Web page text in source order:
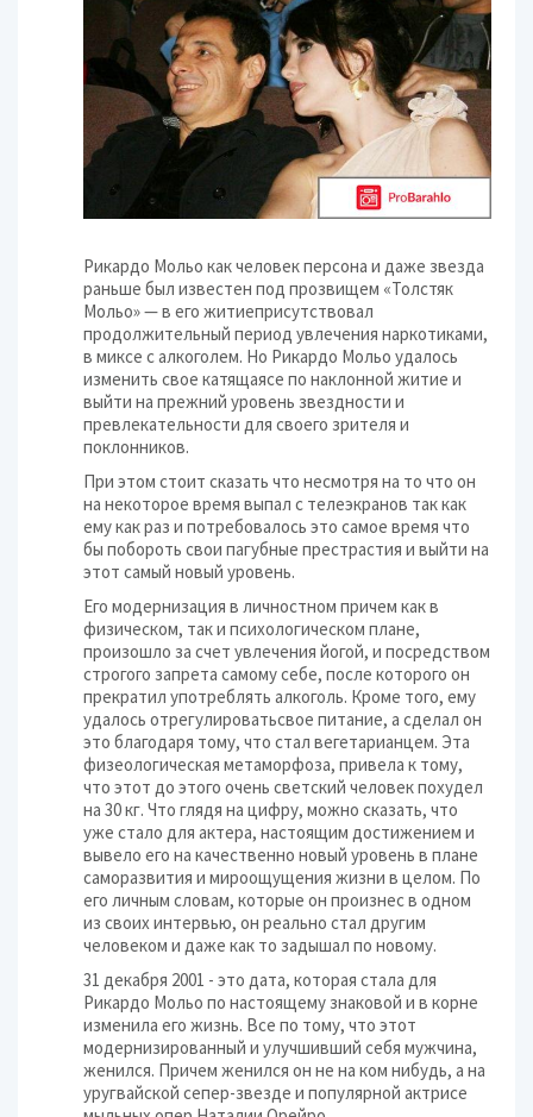
Рикардо Мольо как человек персона и даже звезда
раньше был известен под прозвищем «Толстяк
Мольо» — в его житиеприсутствовал
продолжительный период увлечения наркотиками,
в миксе с алкоголем. Но Рикардо Мольо удалось
изменить свое катящаясе по наклонной житие и
выйти на прежний уровень звездности и
превлекательности для своего зрителя и
поклонников.
При этом стоит сказать что несмотря на то что он
на некоторое время выпал с телеэкранов так как
ему как раз и потребовалось это самое время что
бы побороть свои пагубные престрастия и выйти на
этот самый новый уровень.
Его модернизация в личностном причем как в
физическом, так и психологическом плане,
произошло за счет увлечения йогой, и посредством
строгого запрета самому себе, после которого он
прекратил употреблять алкоголь. Кроме того, ему
удалось отрегулироватьсвое питание, а сделал он
это благодаря тому, что стал вегетарианцем. Эта
физеологическая метаморфоза, привела к тому,
что этот до этого очень светский человек похудел
на 30 кг. Что глядя на цифру, можно сказать, что
уже стало для актера, настоящим достижением и
вывело его на качественно новый уровень в плане
саморазвития и мироощущения жизни в целом. По
его личным словам, которые он произнес в одном
из своих интервью, он реально стал другим
человеком и даже как то задышал по новому.
31 декабря 2001 - это дата, которая стала для
Рикардо Мольо по настоящему знаковой и в корне
изменила его жизнь. Все по тому, что этот
модернизированный и улучшивший себя мужчина,
женился. Причем женился он не на ком нибудь, а на
уругвайской сепер-звезде и популярной актрисе